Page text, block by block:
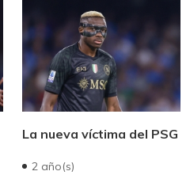
La nueva víctima del PSG
2 año(s)